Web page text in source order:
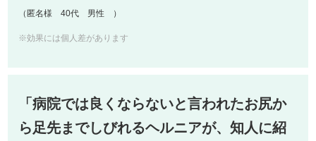
（匿名様 40代 男性 ）
※効果には個人差があります
「病院では良くならないと言われたお尻か
ら足先までしびれるヘルニアが、知人に紹